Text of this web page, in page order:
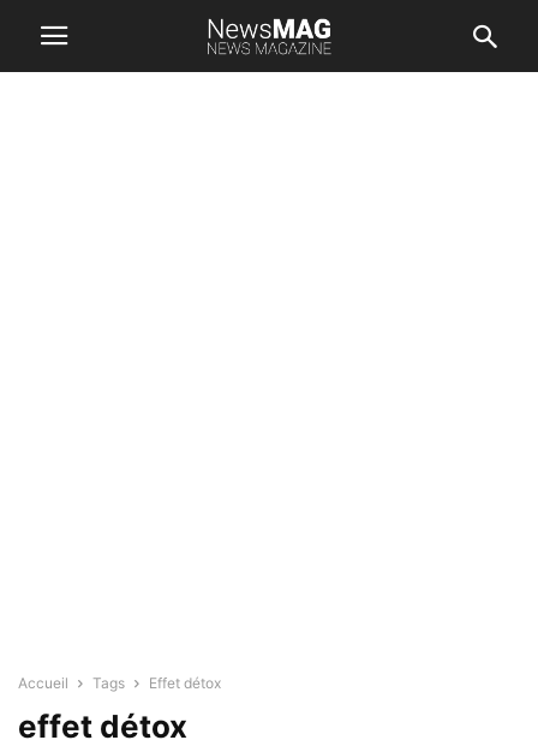
Accueil Tags Effet détox
effet détox